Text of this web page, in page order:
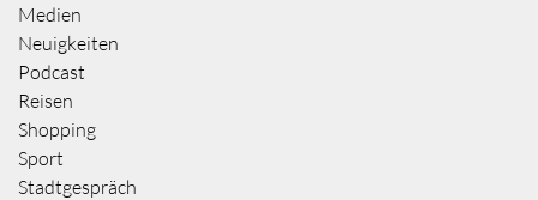
Medien
Neuigkeiten
Podcast
Reisen
Shopping
Sport
Stadtgespräch